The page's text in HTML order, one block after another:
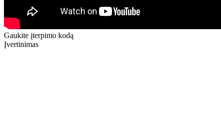
Gaukite įterpimo kodą
Įvertinimas